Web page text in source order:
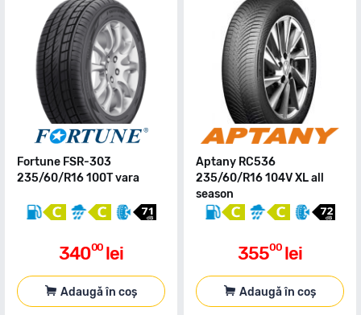
Fortune FSR-303
235/60/R16 100T vara
34000 lei
Adaugă în coș
Aptany RC536
235/60/R16 104V XL all
season
35500 lei
Adaugă în coș